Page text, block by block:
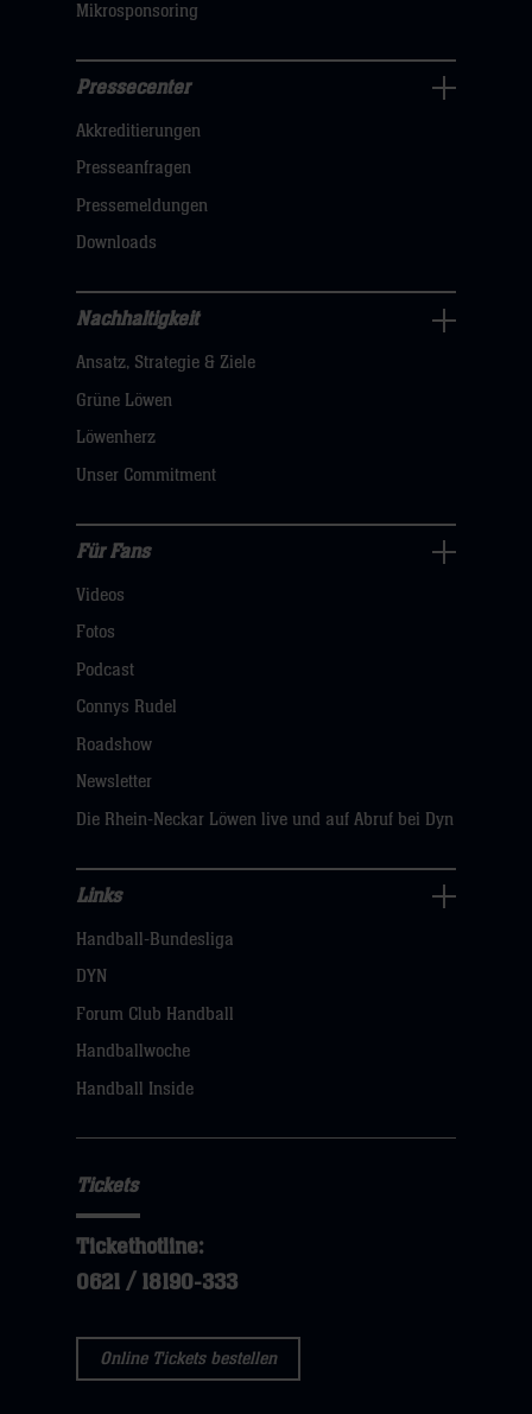
Mikrosponsoring
Navigation
öffnen,
dann
klicken
hier
Pressecenter
Akkreditierungen
Presseanfragen
Pressemeldungen
Downloads
Nachhaltigkeit
Navigation
öffnen,
dann
hier
Nachhaltigkeit
Ansatz, Strategie & Ziele
Grüne Löwen
Löwenherz
Unser Commitment
Fans
Navigation
öffnen,
dann
hier
Für Fans
Videos
Fotos
Podcast
Connys Rudel
Roadshow
Newsletter
Die Rhein-Neckar Löwen live und auf Abruf bei Dyn
Navigation
öffnen,
dann
klicken
Links
Handball-Bundesliga
DYN
Forum Club Handball
Handballwoche
Handball Inside
Tickets
Tickethotline:
0621 / 18190-333
Online Tickets bestellen